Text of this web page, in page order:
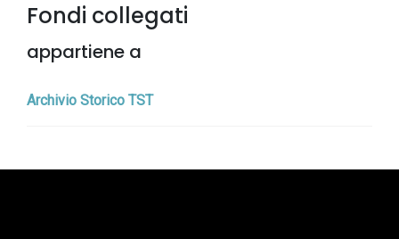
Fondi collegati
appartiene a
Archivio Storico TST